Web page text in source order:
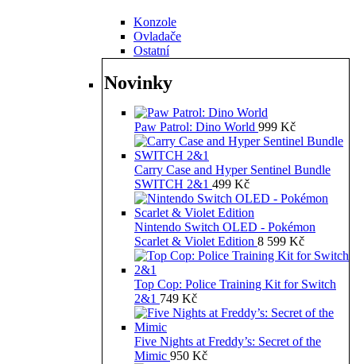
Konzole
Ovladače
Ostatní
Novinky
Paw Patrol: Dino World 999 Kč
Carry Case and Hyper Sentinel Bundle
SWITCH 2&1 499 Kč
Nintendo Switch OLED - Pokémon
Scarlet & Violet Edition 8 599 Kč
Top Cop: Police Training Kit for Switch
2&1 749 Kč
Five Nights at Freddy’s: Secret of the
Mimic 950 Kč